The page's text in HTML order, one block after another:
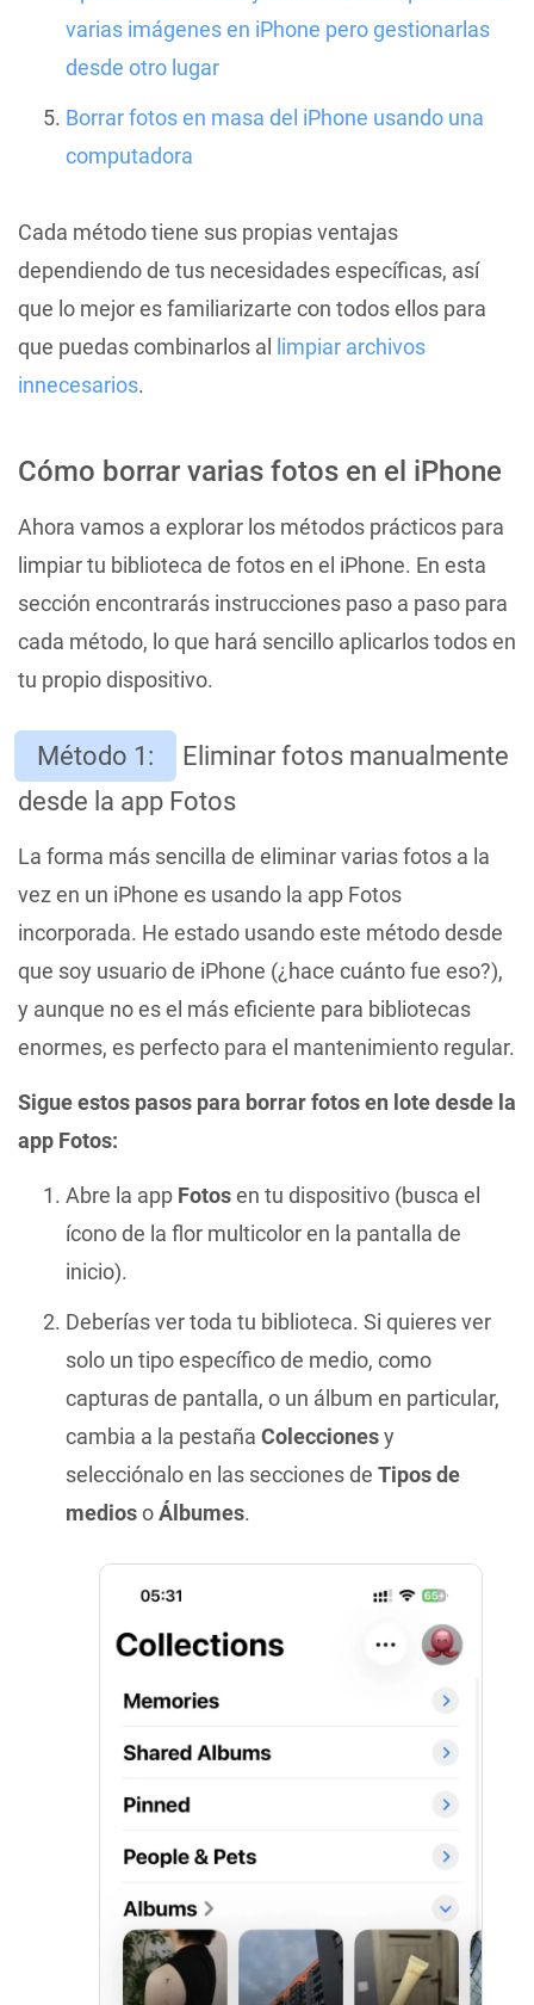
varias imágenes en iPhone pero gestionarlas
desde otro lugar
Borrar fotos en masa del iPhone usando una
computadora
Cada método tiene sus propias ventajas
dependiendo de tus necesidades específicas, así
que lo mejor es familiarizarte con todos ellos para
que puedas combinarlos al
limpiar archivos
innecesarios.
Cómo borrar varias fotos en el iPhone
Ahora vamos a explorar los métodos prácticos para
limpiar tu biblioteca de fotos en el iPhone. En esta
sección encontrarás instrucciones paso a paso para
cada método, lo que hará sencillo aplicarlos todos en
tu propio dispositivo.
Método 1:
Eliminar fotos manualmente
desde la app Fotos
La forma más sencilla de eliminar varias fotos a la
vez en un iPhone es usando la app Fotos
incorporada. He estado usando este método desde
que soy usuario de iPhone (¿hace cuánto fue eso?),
y aunque no es el más eficiente para bibliotecas
enormes, es perfecto para el mantenimiento regular.
Sigue estos pasos para borrar fotos en lote desde la
app Fotos:
Abre la app Fotosen tu dispositivo (busca el
ícono de la flor multicolor en la pantalla de
inicio).
Deberías ver toda tu biblioteca. Si quieres ver
solo un tipo específico de medio, como
capturas de pantalla, o un álbum en particular,
cambia a la pestaña Coleccionesy
selecciónalo en las secciones de Tipos de
mediosoÁlbumes.